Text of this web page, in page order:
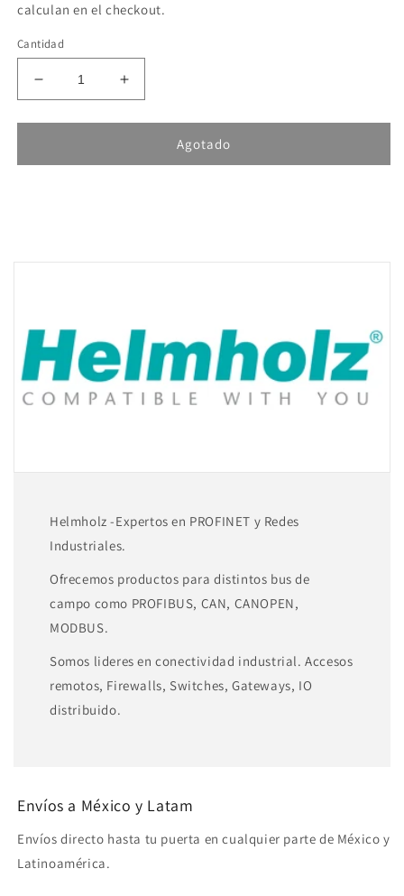
calculan en el checkout.
Cantidad
Reducir
cantidad
para
AEA
2
10
V/4-
20
mA
700-
Aumentar
cantidad
para
Helmholz
AEA
2
10
V/4-
20
mA
700-
Agotado
Helmholz -Expertos en PROFINET y Redes
Industriales.
Ofrecemos productos para distintos bus de
campo como PROFIBUS, CAN, CANOPEN,
MODBUS.
Somos lideres en conectividad industrial. Accesos
remotos, Firewalls, Switches, Gateways, IO
distribuido.
Envíos a México y Latam
Envíos directo hasta tu puerta en cualquier parte de México y
Latinoamérica.